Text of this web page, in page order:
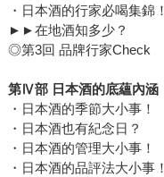
・日本酒的行家必喝集錦！
►►在地酒知多少？
◎第3回 品牌行家Check
第Ⅳ部 日本酒的底蘊內涵
・日本酒的季節大小事！
・日本酒也有紀念日？
・日本酒的管理大小事！
・日本酒的品評法大小事！